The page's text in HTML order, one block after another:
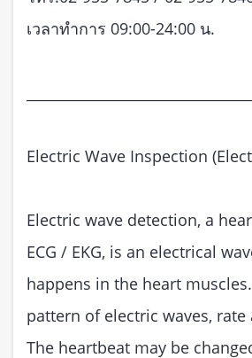
เวลาทำการ 09:00-24:00 น.
Electric Wave Inspection
Electric wave detection, a
ECG / EKG, is an electrical
happens in the heart
pattern of electric waves,
The heartbeat may be